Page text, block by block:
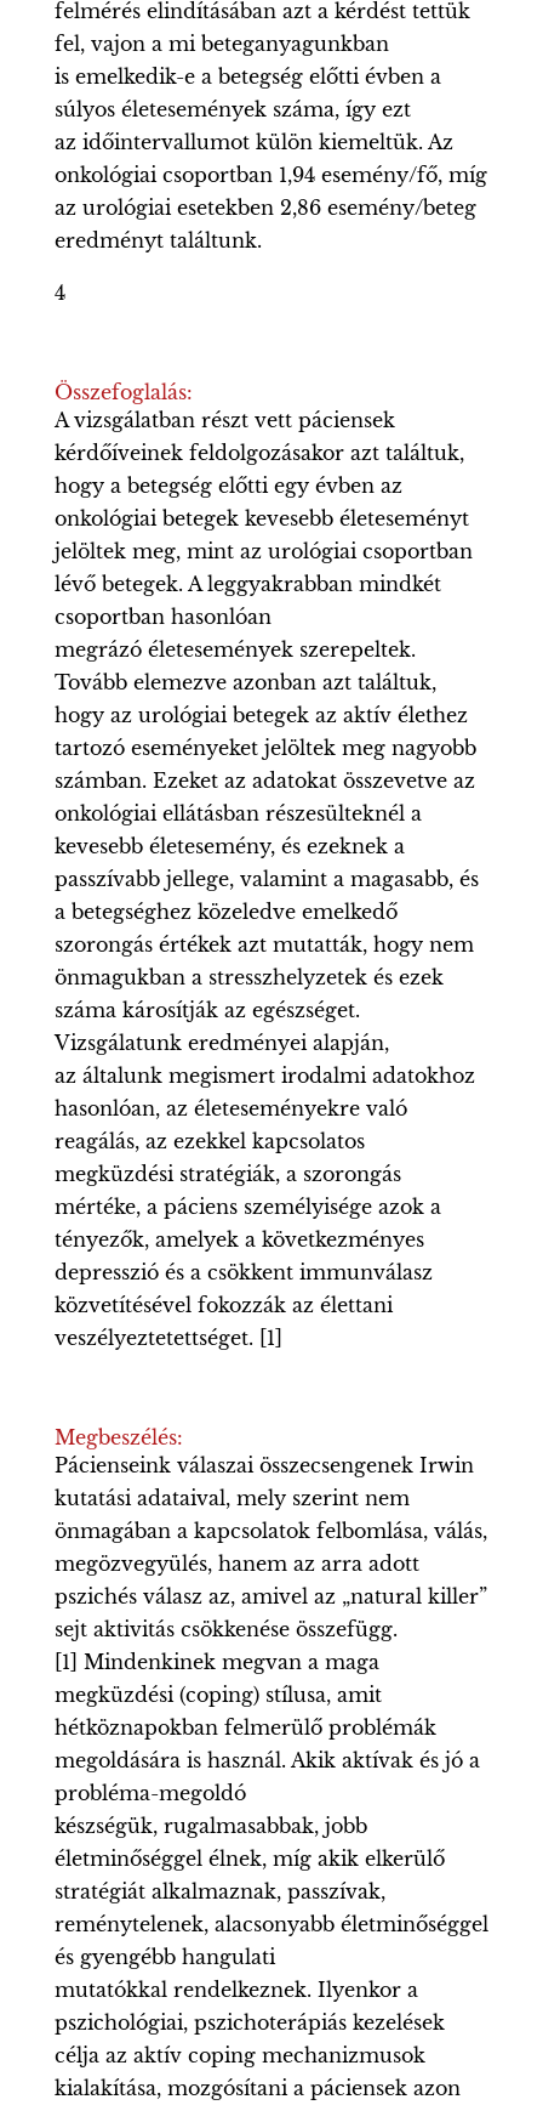
felmérés elindításában azt a kérdést tettük
fel, vajon a mi beteganyagunkban
is emelkedik-e a betegség előtti évben a
súlyos életesemények száma, így ezt
az időintervallumot külön kiemeltük. Az
onkológiai csoportban 1,94 esemény/fő, míg
az urológiai esetekben 2,86 esemény/beteg
eredményt találtunk.
4
Összefoglalás:
A vizsgálatban részt vett páciensek
kérdőíveinek feldolgozásakor azt találtuk,
hogy a betegség előtti egy évben az
onkológiai betegek kevesebb életeseményt
jelöltek meg, mint az urológiai csoportban
lévő betegek. A leggyakrabban mindkét
csoportban hasonlóan
megrázó életesemények szerepeltek.
Tovább elemezve azonban azt találtuk,
hogy az urológiai betegek az aktív élethez
tartozó eseményeket jelöltek meg nagyobb
számban. Ezeket az adatokat összevetve az
onkológiai ellátásban részesülteknél a
kevesebb életesemény, és ezeknek a
passzívabb jellege, valamint a magasabb, és
a betegséghez közeledve emelkedő
szorongás értékek azt mutatták, hogy nem
önmagukban a stresszhelyzetek és ezek
száma károsítják az egészséget.
Vizsgálatunk eredményei alapján,
az általunk megismert irodalmi adatokhoz
hasonlóan, az életeseményekre való
reagálás, az ezekkel kapcsolatos
megküzdési stratégiák, a szorongás
mértéke, a páciens személyisége azok a
tényezők, amelyek a következményes
depresszió és a csökkent immunválasz
közvetítésével fokozzák az élettani
veszélyeztetettséget. [1]
Megbeszélés:
Pácienseink válaszai összecsengenek Irwin
kutatási adataival, mely szerint nem
önmagában a kapcsolatok felbomlása, válás,
megözvegyülés, hanem az arra adott
pszichés válasz az, amivel az „natural killer”
sejt aktivitás csökkenése összefügg.
[1] Mindenkinek megvan a maga
megküzdési (coping) stílusa, amit
hétköznapokban felmerülő problémák
megoldására is használ. Akik aktívak és jó a
probléma-megoldó
készségük, rugalmasabbak, jobb
életminőséggel élnek, míg akik elkerülő
stratégiát alkalmaznak, passzívak,
reménytelenek, alacsonyabb életminőséggel
és gyengébb hangulati
mutatókkal rendelkeznek. Ilyenkor a
pszichológiai, pszichoterápiás kezelések
célja az aktív coping mechanizmusok
kialakítása, mozgósítani a páciensek azon